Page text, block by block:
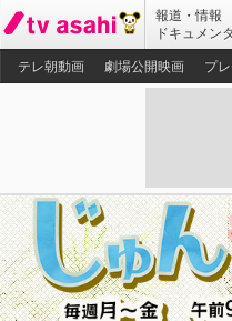
報道・情報
ドキュメン
テレ朝動画 劇場公開映画 プ